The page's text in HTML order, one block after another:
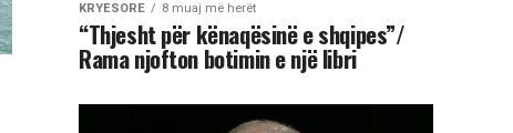
KRYESORE 8 muaj më herët
“Thjesht për kënaqësinë e shqipes”/
Rama njofton botimin e një libri